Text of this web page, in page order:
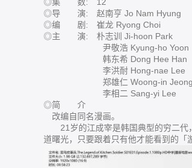
◎导 演: 赵南亨 Jo Nam Hyung
◎编 剧: 崔龙 Ryong Choi
◎主 演: 朴志训 Ji-hoon Park
尹敬浩 Kyung-ho Yoon
韩东希 Dong Hee Han
李洪耐 Hong-nae Lee
郑雄仁 Woong-in Jeong
李相二 Sang-yi Lee
◎简 介
改编自同名漫画。
21岁的江成宰是韩国典型的穷二代
道曙光，只要跟着只有他才能看到的「